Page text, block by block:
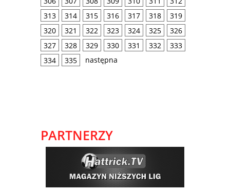
313
314 315 316 317 318
319
320
321 322 323 324 325
326
327
328 329 330 331 332
333
334
335 następna
PARTNERZY